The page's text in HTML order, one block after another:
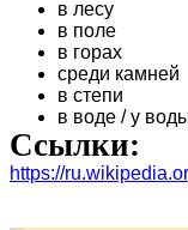
в лесу
в поле
в горах
среди камней
в степи
в воде / у
Ссылки:
https://